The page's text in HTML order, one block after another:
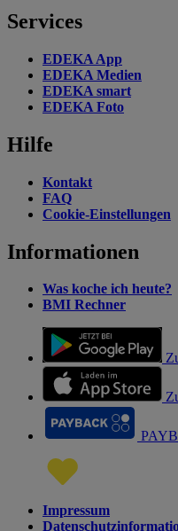
Services
EDEKA App
EDEKA Medien
EDEKA smart
EDEKA Foto
Hilfe
Kontakt
FAQ
Cookie-Einstellungen
Informationen
Was koche ich heute?
BMI Rechner
Impressum